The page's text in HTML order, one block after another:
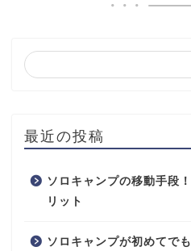
最近の投稿
ソロキャンプの移動手段
リット
ソロキャンプが初めてで